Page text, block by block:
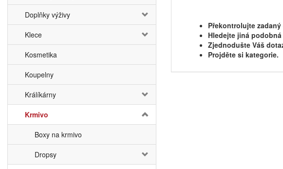
Doplňky výživy
Klece
Kosmetika
Koupelny
Králíkárny
Krmivo
Boxy na krmivo
Dropsy
Překontrolujte
Hledejte jiná
Zjednodušte Váš
Projděte si kategorie.